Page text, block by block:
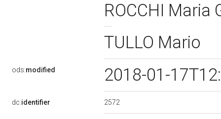
ROCCHI Maria
TULLO Mario
ods:modified 2018-01-
dc:identifier 2572